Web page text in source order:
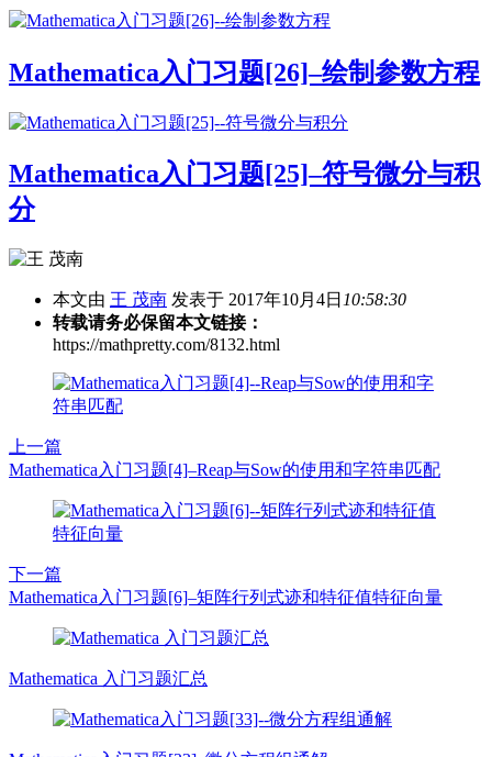
Mathematica入门习题[26]–绘制参数方程
Mathematica入门习题[25]–符号微分与积
分
本文由 王 茂南 发表于 2017年10月4日 10:58:30
转载请务必保留本文链接：
https://mathpretty.com/8132.html
上一篇
Mathematica入门习题[4]–Reap与Sow的使用和字符串匹配
下一篇
Mathematica入门习题[6]–矩阵行列式迹和特征值特征向量
Mathematica 入门习题汇总